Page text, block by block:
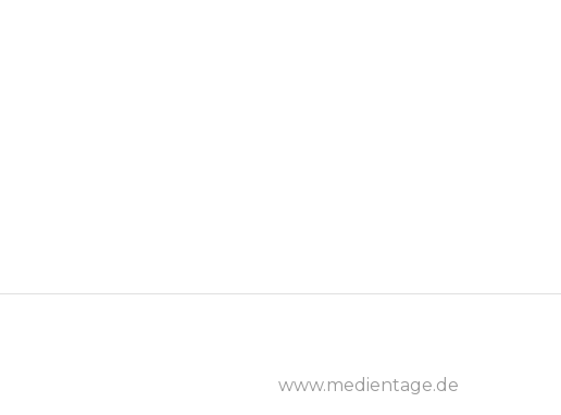
www.medientage.de